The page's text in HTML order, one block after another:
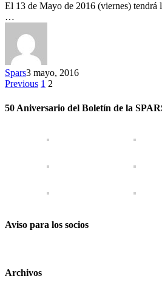
El 13 de Mayo de 2016 (viernes) tendrá
…
Spars3 mayo, 2016
Previous 1 2
50 Aniversario del Boletín de la
Aviso para los socios
Archivos